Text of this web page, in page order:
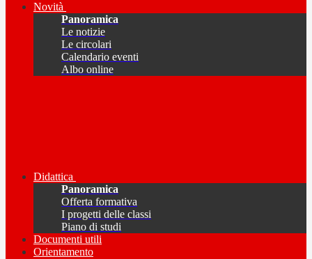
Novità
Panoramica
Le notizie
Le circolari
Calendario eventi
Albo online
Didattica
Panoramica
Offerta formativa
I progetti delle classi
Piano di studi
Documenti utili
Orientamento